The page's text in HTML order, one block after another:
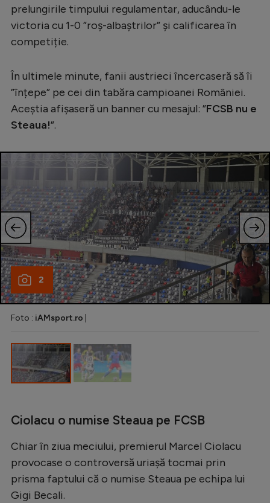
Stranieri
Tenis
Natație
Formula 1
Gimnastică
Auto
Rugby
Ciclism
Alte sporturi
JO 2024
Intră în cont
prelungirile timpului regulamentar, aducându-le
victoria cu 1-0 ”roș-albaștrilor” și calificarea în
competiție.
În ultimele minute, fanii austrieci încercaseră să îi
”înțepe” pe cei din tabăra campioanei României.
Aceștia afișaseră un banner cu mesajul: ”FCSB nu e
Steaua!”.
2
Foto : iAMsport.ro
Ciolacu o numise Steaua pe FCSB
Chiar în ziua meciului, premierul Marcel Ciolacu
provocase o controversă uriașă tocmai prin
prisma faptului că o numise Steaua pe echipa lui
Gigi Becali.